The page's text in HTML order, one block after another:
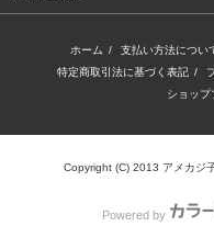
ホーム / 支払い方法につい
特定商取引法に基づく表記 /
ショップ
Copyright (C) 2013 アメカジ
Powered by